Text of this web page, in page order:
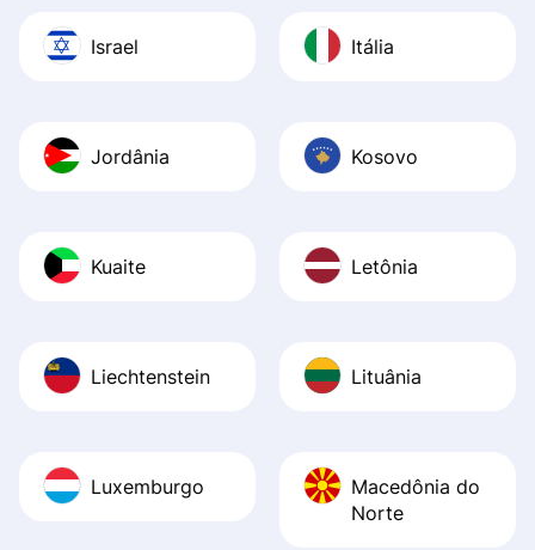
Israel Itália
Jordânia Kosovo
Kuaite Letônia
Liechtenstein Lituânia
Luxemburgo
Macedônia do
Norte